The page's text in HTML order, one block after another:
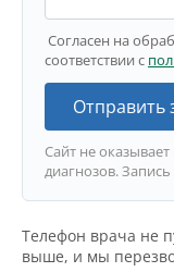
Согласен на
соответствии с
Отправить
Сайт не
диагнозов.
Телефон врача не
выше, и мы